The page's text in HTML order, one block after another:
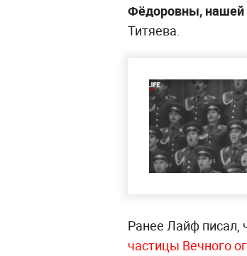
Фёдоровны, нашей
Титяева.
Ранее Лайф писал,
частицы Вечного